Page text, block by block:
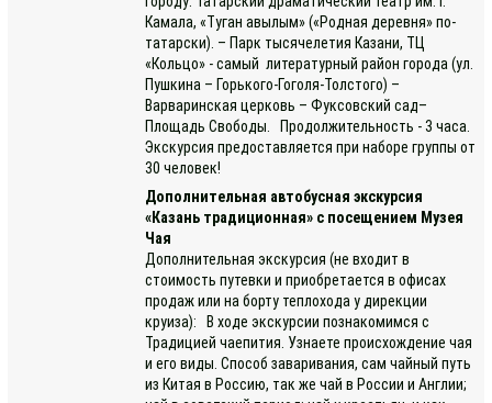
Камала, «Туган авылым» («Родная деревня» по-
татарски). – Парк тысячелетия Казани, ТЦ
«Кольцо» - самый литературный район города (ул.
Пушкина – Горького-Гоголя-Толстого) –
Варваринская церковь – Фуксовский сад–
Площадь Свободы. Продолжительность - 3 часа.
Экскурсия предоставляется при наборе группы от
30 человек!
Дополнительная автобусная экскурсия
«Казань традиционная» с посещением Музея
Чая
Дополнительная экскурсия (не входит в
стоимость путевки и приобретается в офисах
продаж или на борту теплохода у дирекции
круиза): В ходе экскурсии познакомимся с
Традицией чаепития. Узнаете происхождение чая
и его виды. Способ заваривания, сам чайный путь
из Китая в Россию, так же чай в России и Англии;